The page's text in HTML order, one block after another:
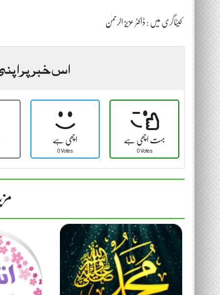
کیٹاگری میں : ڈاکٹر عزیز الرحمٰن
اس خبر پر
اچھی ہے
0 Votes
بہت اچھی ہے
0 Votes